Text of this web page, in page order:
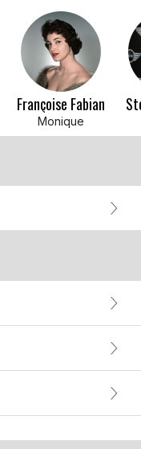
Françoise Fabian
Monique